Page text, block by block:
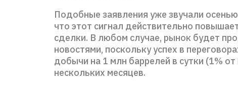
Подобные заявления уже звучали
что этот сигнал действительно
сделки. В любом случае, рынок будет
новостями, поскольку успех в
добычи на 1 млн баррелей в сутки (1%
нескольких месяцев.